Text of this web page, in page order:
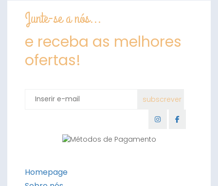
Junte-se a nós...
e receba as melhores
ofertas!
Homepage